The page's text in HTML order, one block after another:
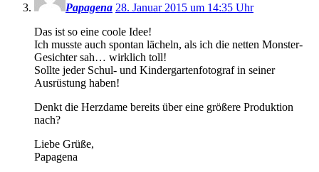
Papagena 28. Januar 2015 um 14:35 Uhr
Das ist so eine coole Idee!
Ich musste auch spontan lächeln, als ich die netten Monster-
Gesichter sah… wirklich toll!
Sollte jeder Schul- und Kindergartenfotograf in seiner
Ausrüstung haben!
Denkt die Herzdame bereits über eine größere Produktion
nach?
Liebe Grüße,
Papagena